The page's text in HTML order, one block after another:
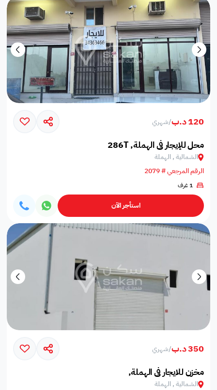
120 د.ب /شهري
محل للإيجار في الهملة, 286T
الشمالية , الهملة
الرقم المرجعي # 2079
1 غرف
استأجر الآن
350 د.ب /شهري
مخزن للايجار في الهملة,
الشمالية , الهملة